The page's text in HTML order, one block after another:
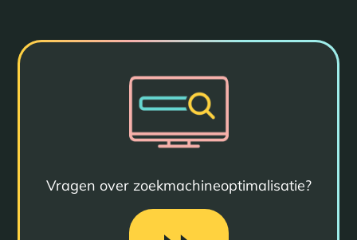
Vragen over zoekmachineoptimalisatie?